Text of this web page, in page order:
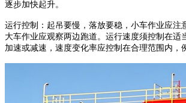
逐步加快起升。
运行控制：起吊要慢，落放要稳，小车作业应注
大车作业应观察两边跑道。运行速度须控制在适
加速或减速，速度变化率应控制在合理范围内，